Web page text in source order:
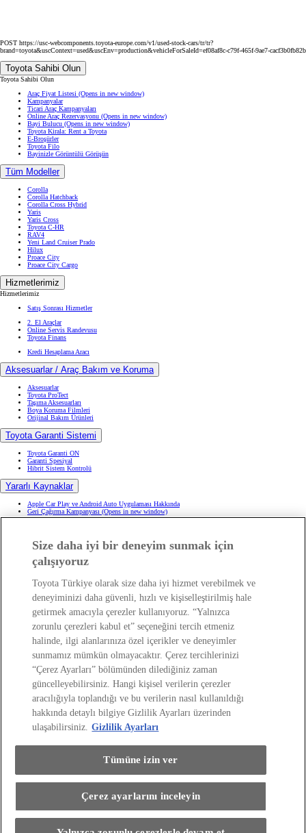
Bu araçla ilgileniyorum
POST https://usc-webcomponents.toyota-europe.com/v1/used-stock-cars/tr/tr?
brand=toyota&uscContext=used&uscEnv=production&vehicleForSaleId=ef08af8c-c79f-465f-9ae7-cacf3b0fb82b
Toyota Sahibi Olun
Toyota Sahibi Olun
Araç Fiyat Listesi (Opens in new window)
Kampanyalar
Ticari Araç Kampanyaları
Online Araç Rezervasyonu (Opens in new window)
Bayi Bulucu (Opens in new window)
Toyota Kirala: Rent a Toyota
E-Broşürler
Toyota Filo
Bayinizle Görüntülü Görüşün
Tüm Modeller
Corolla
Corolla Hatchback
Corolla Cross Hybrid
Yaris
Yaris Cross
Toyota C-HR
RAV4
Yeni Land Cruiser Prado
Hilux
Proace City
Proace City Cargo
Hizmetlerimiz
Hizmetlerimiz
Satış Sonrası Hizmetler
2. El Araçlar
Online Servis Randevusu
Toyota Finans
Kredi Hesaplama Aracı
Aksesuarlar / Araç Bakım ve Koruma
Aksesuarlar
Toyota ProTect
Taşıma Aksesuarları
Boya Koruma Filmleri
Orijinal Bakım Ürünleri
Toyota Garanti Sistemi
Toyota Garanti ON
Garanti Spesiyal
Hibrit Sistem Kontrolü
Yararlı Kaynaklar
Apple Car Play ve Android Auto Uygulaması Hakkında
Geri Çağırma Kampanyası (Opens in new window)
Kullanıcı El Kitapları
Servis & Yedek Parça
Online Servis Randevusu
Hasar Destek Hattı
Toyota Kasko
Orijinal Yedek Parça
Orijinal Yağlar
Servis Vale Hizmeti
Eski Dostlar Programı(Opens in new window)
Toyota Türkiye'yi Keşfedin
Toyota Türkiye'yi Keşfedin
Toyota'da Kariyer
Sosyal Sorumluluk Projelerimiz
Bize Ulaşın
Haberler ve Etkinlikler
ÖTV Muafiyetli Araçlar
Hibrit Arabalar
Hafif Ticari: Toyota Professional
SUV
Toyota Blog
(Opens in new window)
Yasal Uyarı ve Bilgilendirme
Kişisel Verilerin Korunması
Yakıt Ekonomisi ve CO2 Emisyonu
Size daha iyi bir deneyim sunmak için
çalışıyoruz
Toyota Türkiye olarak size daha iyi hizmet verebilmek ve
deneyiminizi daha güvenli, hızlı ve kişiselleştirilmiş hale
getirmek amacıyla çerezler kullanıyoruz. “Yalnızca
zorunlu çerezleri kabul et” seçeneğini tercih etmeniz
halinde, ilgi alanlarınıza özel içerikler ve deneyimler
sunmamız mümkün olmayacaktır. Çerez tercihlerinizi
“Çerez Ayarları” bölümünden dilediğiniz zaman
güncelleyebilirsiniz. Hangi kişisel verilerin çerezler
aracılığıyla toplandığı ve bu verilerin nasıl kullanıldığı
hakkında detaylı bilgiye Gizlilik Ayarları üzerinden
ulaşabilirsiniz. Gizlilik Ayarları
Çerez ayarlarını inceleyin
Tümüne izin ver